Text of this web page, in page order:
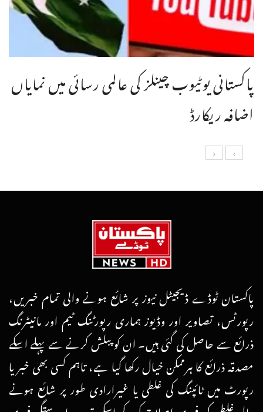
پاکستانی یوٹیوب چینلز کی عالمی رسائی میں نمایاں
اضافہ ریکارڈ
پاکستان ٹوڈے ڈیجیٹل نیوز پر شائع ہونے والی تمام خبریں،
رپورٹس، تصاویر اور وڈیوز ہماری رپورٹنگ ٹیم اور مانیٹرنگ
ذرائع سے حاصل کی گئی ہیں۔ ان کو پبلش کرنے سے پہلے اسکے
مصدقہ ذرائع کا ہرممکن خیال رکھا گیا ہے، تاہم کسی بھی خبر یا
رپورٹ میں ٹائپنگ کی غلطی یا غیرارادی طور پر شائع ہونے